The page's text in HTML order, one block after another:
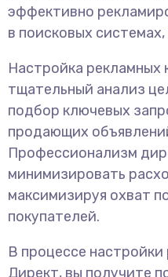
эффективно
в поисковых системах,
Настройка рекламных
тщательный анализ
подбор ключевых
продающих
Профессионализм
минимизировать
максимизируя охват
покупателей.
В процессе
Директ, вы получите